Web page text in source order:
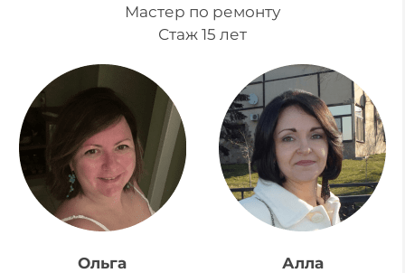
Мастер по ремонту
Стаж 15 лет
Ольга
Алла